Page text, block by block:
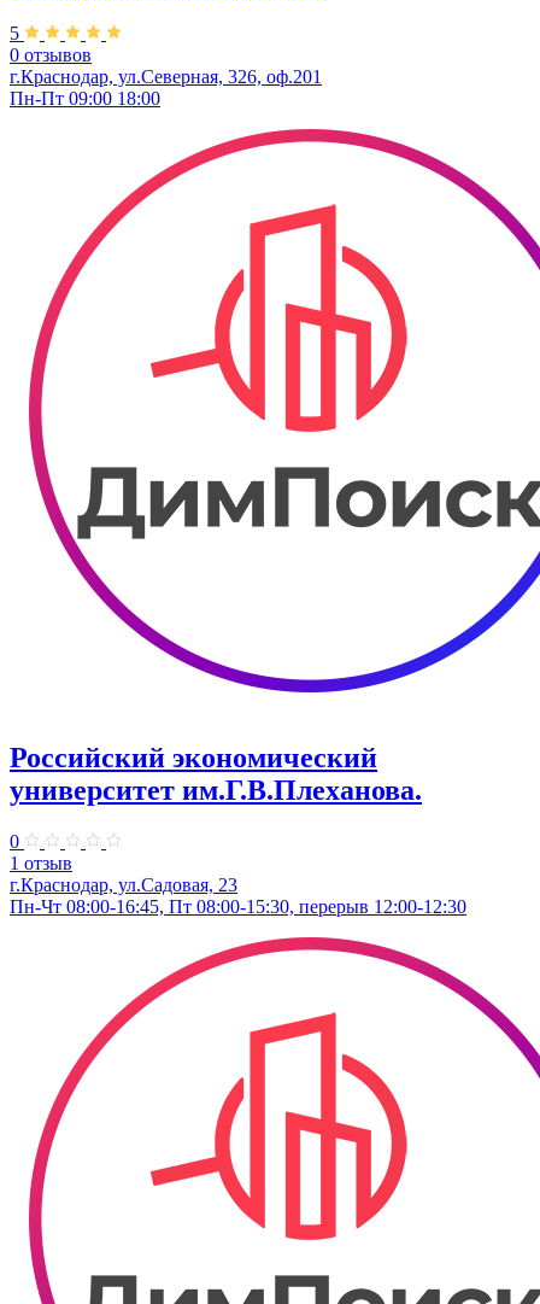
5
0 отзывов
г.Краснодар, ул.Северная, 326, оф.201
Пн-Пт 09:00 18:00
Российский экономический
университет им.Г.В.Плеханова.
0
1 отзыв
г.Краснодар, ул.Садовая, 23
Пн-Чт 08:00-16:45, Пт 08:00-15:30, перерыв 12:00-12:30